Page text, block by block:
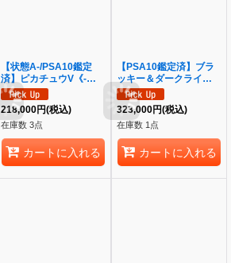
【状態A-/PSA10鑑定
済】ピカチュウV《-》
{001/015}[その他]
218,000円(税込)
在庫数 3点
カートに入れる
【PSA10鑑定済】ブラ
ッキー＆ダークライ
GX(SA)《SR》
{182/173}[その他]
323,000円(税込)
在庫数 1点
カートに入れる